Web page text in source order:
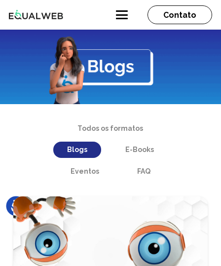
Contato
Todos os formatos
Blogs E-Books
Eventos FAQ